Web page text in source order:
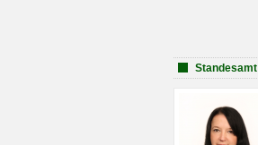
Standesamt